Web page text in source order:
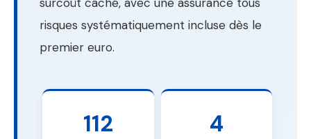
risques systématiquement incluse dès le
premier euro.
112 4